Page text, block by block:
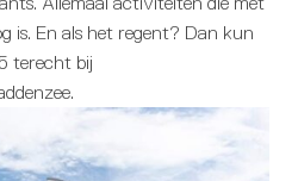
is. En als het regent? Dan kun
terecht bij